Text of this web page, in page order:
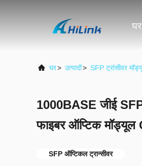
घर
घर> उत्पादों> SFP ट्रांसीवर
1000BASE जीई
फाइबर ऑप्टिक
SFP ऑप्टिकल ट्रान्सीवर